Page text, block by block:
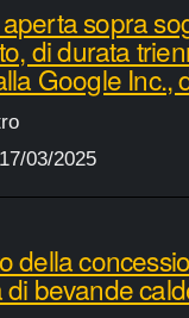
sopra
di durata
Google Inc.,
17/03/2025
della
bevande